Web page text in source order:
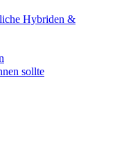
Hybriden &
sollte